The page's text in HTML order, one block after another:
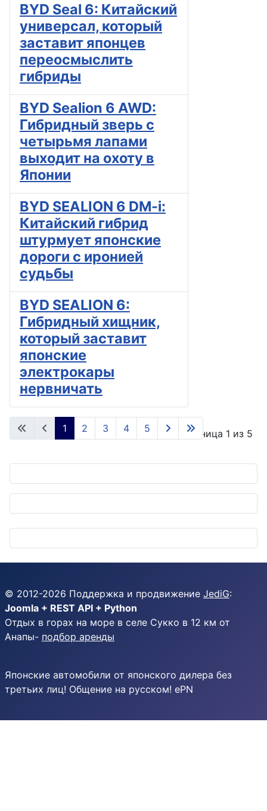
BYD Seal 6: Китайский
универсал, который
заставит японцев
переосмыслить
гибриды
BYD Sealion 6 AWD:
Гибридный зверь с
четырьмя лапами
выходит на охоту в
Японии
BYD SEALION 6 DM-i:
Китайский гибрид
штурмует японские
дороги с иронией
судьбы
BYD SEALION 6:
Гибридный хищник,
который заставит
японские
электрокары
нервничать
Страница 1 из 5
1 2 3 4 5
© 2012-2026 Поддержка и продвижение JediG:
Joomla + REST API + Python
Отдых в горах на море в селе Сукко в 12 км от
Анапы- подбор аренды
Японские автомобили от японского дилера без
третьих лиц! Общение на русском! ePN